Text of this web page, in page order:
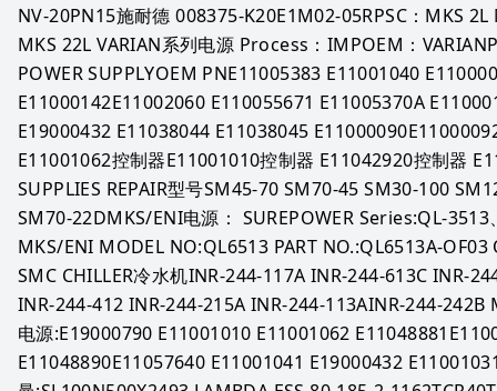
NV-20PN15施耐德 008375-K20E1M02-05RPSC：MKS 2L
MKS 22L VARIAN系列电源 Process：IMPOEM：
POWER SUPPLYOEM PNE11005383 E11001040
E11000142E11002060 E110055671 E11005370A
E19000432 E11038044 E11038045
E11001062控制器E11001010控制器 E11042920控制器
SUPPLIES REPAIR型号SM45-70 SM70-45 SM30-100
SM70-22DMKS/ENI电源： SUREPOWER Series:QL-
MKS/ENI MODEL NO:QL6513 PART NO.:QL6513A-
SMC CHILLER冷水机INR-244-117A INR-244-613C INR-
INR-244-412 INR-244-215A INR-244-113AINR-244-242B
电源:E19000790 E11001010 E11001062
E11048890E11057640 E11001041 E19000432